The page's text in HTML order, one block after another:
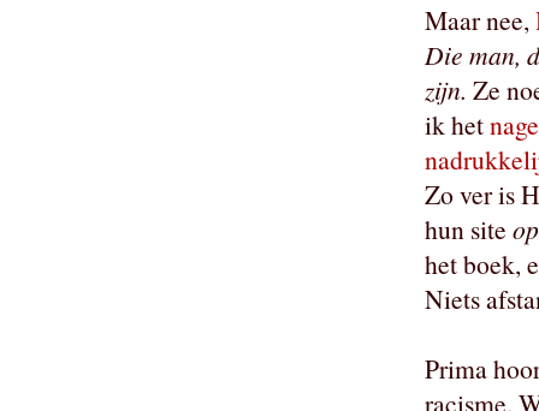
Maar nee,
Die man,
zijn. Ze
ik het
Zo ver is
hun site
het boek,
Niets
Prima
racisme.